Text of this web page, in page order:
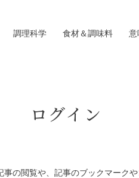
調理科学 食材＆調味料 意
ログイン
の閲覧や、記事のブックマーク